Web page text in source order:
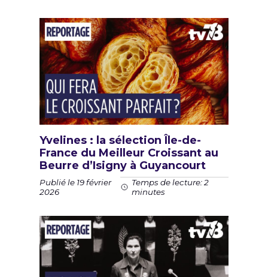
Yvelines : la sélection Île-de-
France du Meilleur Croissant au
Beurre d’Isigny à Guyancourt
Publié le 19 février
2026
Temps de lecture: 2
minutes